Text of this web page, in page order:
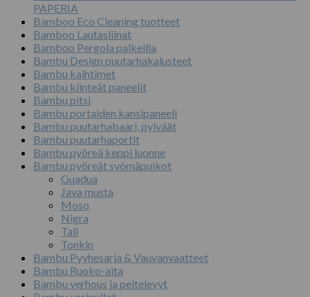
määrä
PAPERIA
Bamboo Eco Cleaning tuotteet
Bamboo Lautasliinat
Bamboo Pergola palkeilla
Bambu Design puutarhakalusteet
Bambu kaihtimet
Bambu kiinteät paneelit
Bambu pitsi
Bambu portaiden kansipaneeli
Bambu puutarhabaari, pylväät
Bambu puutarhaportit
Bambu pyöreä keppi luonne
Bambu pyöreät syömäpuikot
Guadua
Java musta
Moso
Nigra
Tali
Tonkin
Bambu Pyyhesarja & Vauvanvaatteet
Bambu Ruoko-aita
Bambu verhous ja peitelevyt